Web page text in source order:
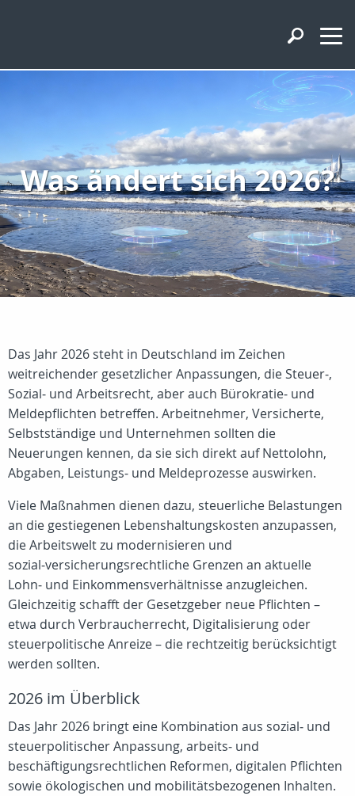
Was ändert sich 2026?
Das Jahr 2026 steht in Deutschland im Zeichen
weitreichender gesetzlicher Anpassungen, die Steuer‑,
Sozial‑ und Arbeitsrecht, aber auch Bürokratie‑ und
Meldepflichten betreffen. Arbeitnehmer, Versicherte,
Selbstständige und Unternehmen sollten die
Neuerungen kennen, da sie sich direkt auf Nettolohn,
Abgaben, Leistungs‑ und Meldeprozesse auswirken.
Viele Maßnahmen dienen dazu, steuerliche Belastungen
an die gestiegenen Lebenshaltungskosten anzupassen,
die Arbeitswelt zu modernisieren und
sozial‑versicherungsrechtliche Grenzen an aktuelle
Lohn‑ und Einkommensverhältnisse anzugleichen.
Gleichzeitig schafft der Gesetzgeber neue Pflichten –
etwa durch Verbraucherrecht, Digitalisierung oder
steuerpolitische Anreize – die rechtzeitig berücksichtigt
werden sollten.
2026 im Überblick
Das Jahr 2026 bringt eine Kombination aus sozial‑ und
steuerpolitischer Anpassung, arbeits‑ und
beschäftigungsrechtlichen Reformen, digitalen Pflichten
sowie ökologischen und mobilitätsbezogenen Inhalten.